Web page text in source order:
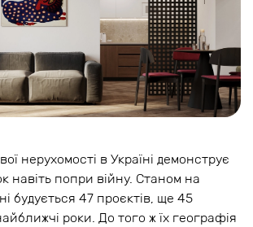
нерухомості в Україні демонструє
навіть попри війну. Станом на
будується 47 проєктів, ще 45
роки. До того ж їх географія